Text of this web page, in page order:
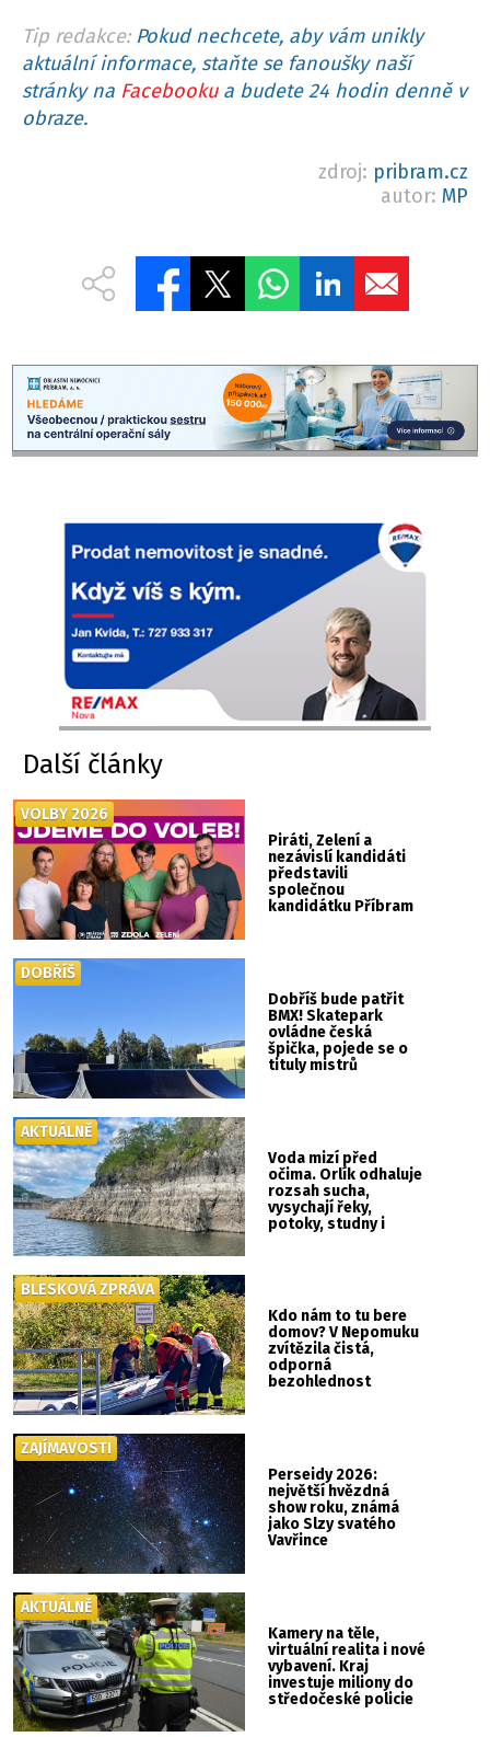
Tip redakce: Pokud nechcete, aby vám unikly
aktuální informace, staňte se fanoušky naší
stránky na Facebookua budete 24 hodin denně v
obraze.
zdroj: pribram.cz
autor: MP
Další články
Piráti, Zelení a
nezávislí kandidáti
představili
společnou
kandidátku Příbram
VOLBY 2026
Dobříš bude patřit
BMX! Skatepark
ovládne česká
špička, pojede se o
tituly mistrů
DOBŘÍŠ
Voda mizí před
očima. Orlík odhaluje
rozsah sucha,
vysychají řeky,
potoky, studny i
AKTUÁLNĚ
Kdo nám to tu bere
domov? V Nepomuku
zvítězila čistá,
odporná
bezohlednost
BLESKOVÁ ZPRÁVA
Perseidy 2026:
největší hvězdná
show roku, známá
jako Slzy svatého
Vavřince
ZAJÍMAVOSTI
Kamery na těle,
virtuální realita i nové
vybavení. Kraj
investuje miliony do
středočeské policie
AKTUÁLNĚ